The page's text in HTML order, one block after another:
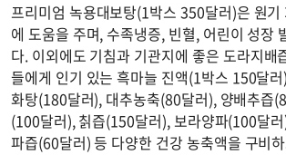
프리미엄 녹용대보탕(1박스 350달러)은 원기
에 도움을 주며, 수족냉증, 빈혈, 어린이 성장
다. 이외에도 기침과 기관지에 좋은 도라지배
들에게 인기 있는 흑마늘 진액(1박스 150달
화탕(180달러), 대추농축(80달러), 양배추즙
(100달러), 칡즙(150달러), 보라양파(100달
파즙(60달러) 등 다양한 건강 농축액을 구비